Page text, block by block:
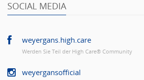
SOCIAL MEDIA
weyergans.high.care
Werden Sie Teil der High Care® Community
weyergansofficial